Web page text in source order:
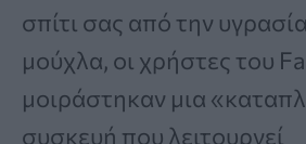
σπίτι σας από την
μούχλα, οι χρήστες του
μοιράστηκαν μια
συσκευή που λειτουργεί